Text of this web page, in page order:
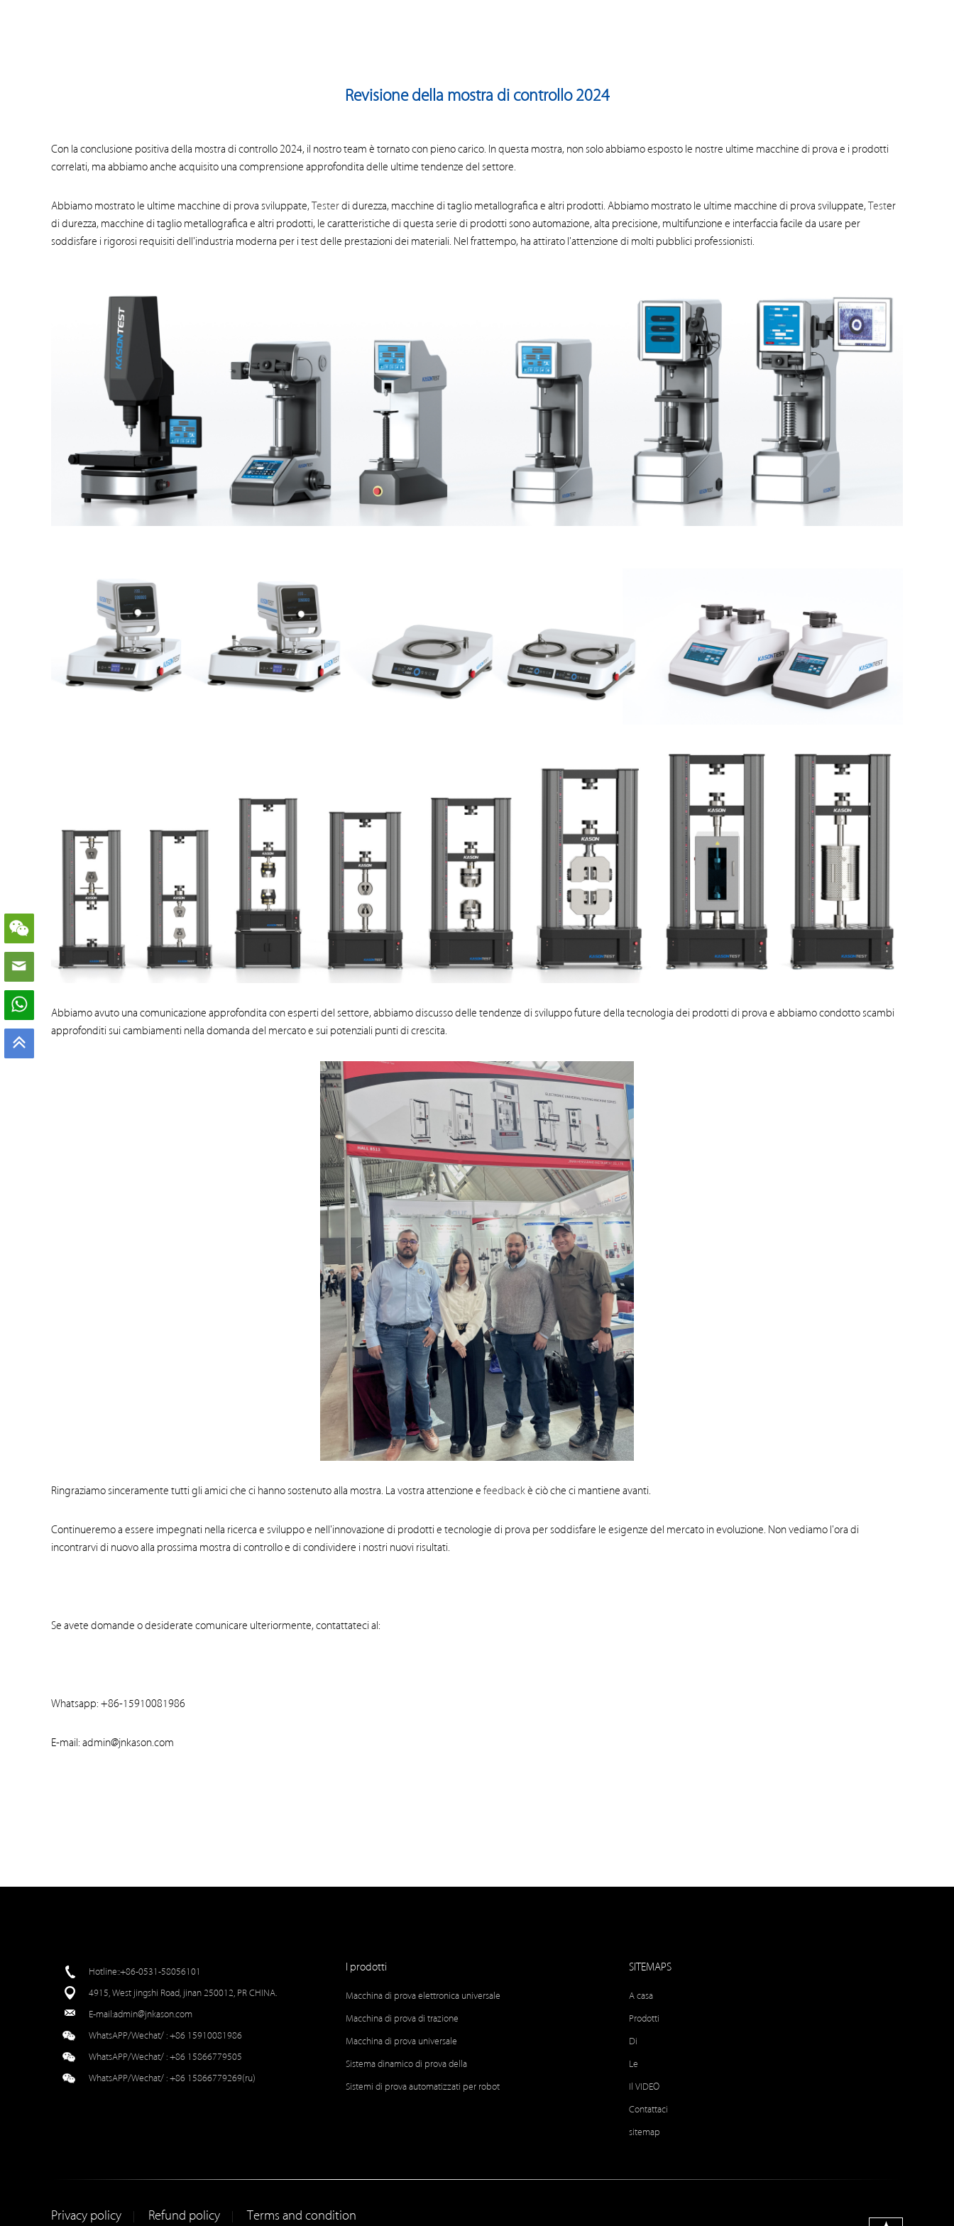
Revisione della mostra di controllo 2024
Con la conclusione positiva della mostra di controllo 2024, il nostro team è tornato con pieno carico. In questa mostra, non solo abbiamo esposto le nostre ultime macchine di prova e i prodotti
correlati, ma abbiamo anche acquisito una comprensione approfondita delle ultime tendenze del settore.
Abbiamo mostrato le ultime macchine di prova sviluppate,Testerdi durezza, macchine di taglio metallografica e altri prodotti. Abbiamo mostrato le ultime macchine di prova sviluppate,Tester
di durezza, macchine di taglio metallografica e altri prodotti, le caratteristiche di questa serie di prodotti sono automazione, alta precisione, multifunzione e interfaccia facile da usare per
soddisfare i rigorosi requisiti dell'industria moderna per i test delle prestazioni dei materiali. Nel frattempo, ha attirato l'attenzione di molti pubblici professionisti.
Abbiamo avuto una comunicazione approfondita con esperti del settore, abbiamo discusso delle tendenze di sviluppo future della tecnologia dei prodotti di prova e abbiamo condotto scambi
approfonditi sui cambiamenti nella domanda del mercato e sui potenziali punti di crescita.
Ringraziamo sinceramente tutti gli amici che ci hanno sostenuto alla mostra. La vostra attenzione e feedbackè ciò che ci mantiene avanti.
Continueremo a essere impegnati nella ricerca e sviluppo e nell'innovazione di prodotti e tecnologie di prova per soddisfare le esigenze del mercato in evoluzione. Non vediamo l'ora di
incontrarvi di nuovo alla prossima mostra di controllo e di condividere i nostri nuovi risultati.
Se avete domande o desiderate comunicare ulteriormente, contattateci al:
Whatsapp: +86-15910081986
E-mail: admin@jnkason.com
Hotline::+86-0531-58056101
4915, West jingshi Road, jinan 250012, PR CHINA.
E-mail:admin@jnkason.com
WhatsAPP/Wechat/ : +86 15910081986
WhatsAPP/Wechat/ : +86 15866779505
WhatsAPP/Wechat/ : +86 15866779269(ru)
I prodotti
Macchina di prova elettronica universale
Macchina di prova di trazione
Macchina di prova universale
Sistema dinamico di prova della
Sistemi di prova automatizzati per robot
SITEMAPS
A casa
Prodotti
Di
Le
Il VIDEO
Contattaci
sitemap
Privacy policy Refund policy Terms and condition